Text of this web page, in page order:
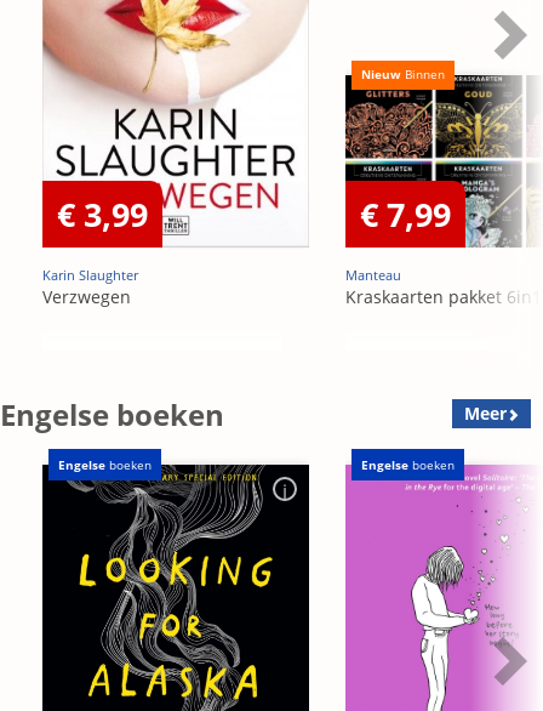
€ 3,99
Karin Slaughter
Verzwegen
Nieuw Binnen
€ 7,99
Manteau
Kraskaarten pakket 6in1
Engelse boeken Meer
Engelse boeken Engelse boeken